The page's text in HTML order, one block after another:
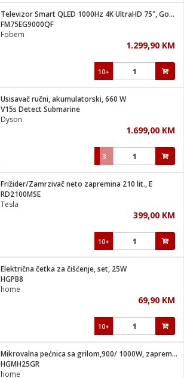
Televizor Smart QLED 1000Hz 4K UltraHD 75", Google TV
FM75EG9000QF
Fobem
1.299,90 KM
10+
Usisavač ručni, akumulatorski, 660 W
V15s Detect Submarine
Dyson
1.699,00 KM
3
Frižider/Zamrzivač neto zapremina 210 lit., E
RD2100MSE
Tesla
399,00 KM
10+
Električna četka za čišćenje, set, 25W
HGPB8
home
69,90 KM
10+
Mikrovalna pećnica sa grilom,900/ 1000W, zapremina 25 lit.
HGMH25GR
home